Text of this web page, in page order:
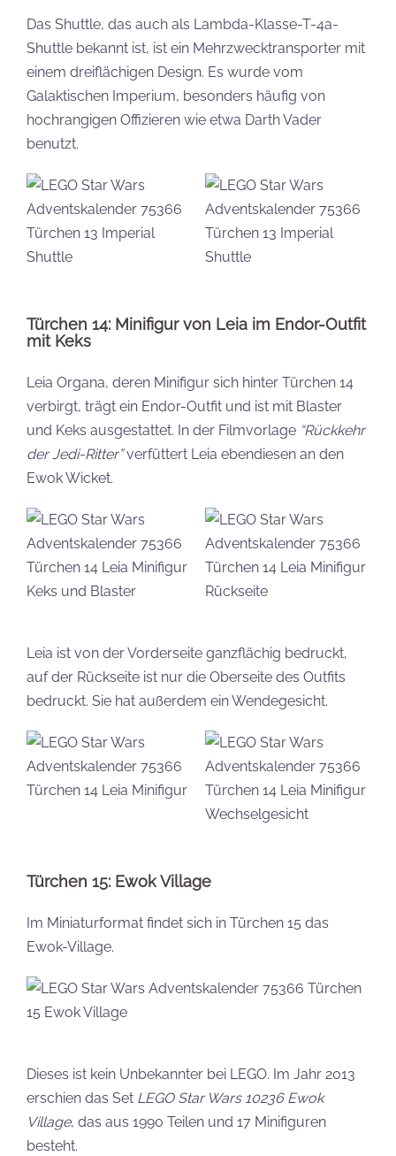
Das Shuttle, das auch als Lambda-Klasse-T-4a-
Shuttle bekannt ist, ist ein Mehrzwecktransporter mit
einem dreiflächigen Design. Es wurde vom
Galaktischen Imperium, besonders häufig von
hochrangigen Offizieren wie etwa Darth Vader
benutzt.
Türchen 14: Minifigur von Leia im Endor-Outfit
mit Keks
Leia Organa, deren Minifigur sich hinter Türchen 14
verbirgt, trägt ein Endor-Outfit und ist mit Blaster
und Keks ausgestattet. In der Filmvorlage “Rückkehr
der Jedi-Ritter”verfüttert Leia ebendiesen an den
Ewok Wicket.
Leia ist von der Vorderseite ganzflächig bedruckt,
auf der Rückseite ist nur die Oberseite des Outfits
bedruckt. Sie hat außerdem ein Wendegesicht.
Türchen 15: Ewok Village
Im Miniaturformat findet sich in Türchen 15 das
Ewok-Village.
Dieses ist kein Unbekannter bei LEGO. Im Jahr 2013
erschien das Set LEGO Star Wars 10236 Ewok
Village, das aus 1990 Teilen und 17 Minifiguren
besteht.